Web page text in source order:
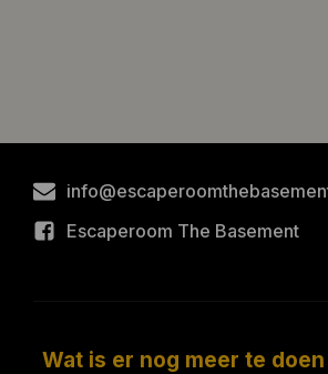
Escaperoom The Basement
Wat is er nog meer te